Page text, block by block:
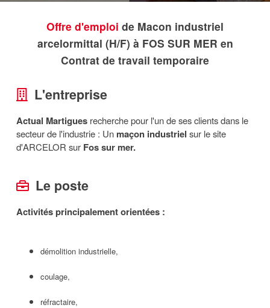
Offre d'emploi de Macon industriel
arcelormittal (H/F) à FOS SUR MER en
Contrat de travail temporaire
L'entreprise
Actual Martigues recherche pour l'un de ses clients dans le
secteur de l'industrie : Un maçon industriel sur le site
d'ARCELOR sur Fos sur mer.
Le poste
Activités principalement orientées :
démolition industrielle,
coulage,
réfractaire,